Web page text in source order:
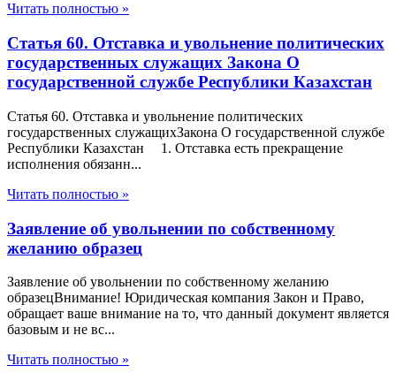
Читать полностью »
Статья 60. Отставка и увольнение политических
государственных служащих Закона О
государственной службе Республики Казахстан
Статья 60. Отставка и увольнение политических
государственных служащихЗакона О государственной службе
Республики Казахстан 1. Отставка есть прекращение
исполнения обязанн...
Читать полностью »
Заявление об увольнении по собственному
желанию образец
Заявление об увольнении по собственному желанию
образецВнимание! Юридическая компания Закон и Право,
обращает ваше внимание на то, что данный документ является
базовым и не вс...
Читать полностью »